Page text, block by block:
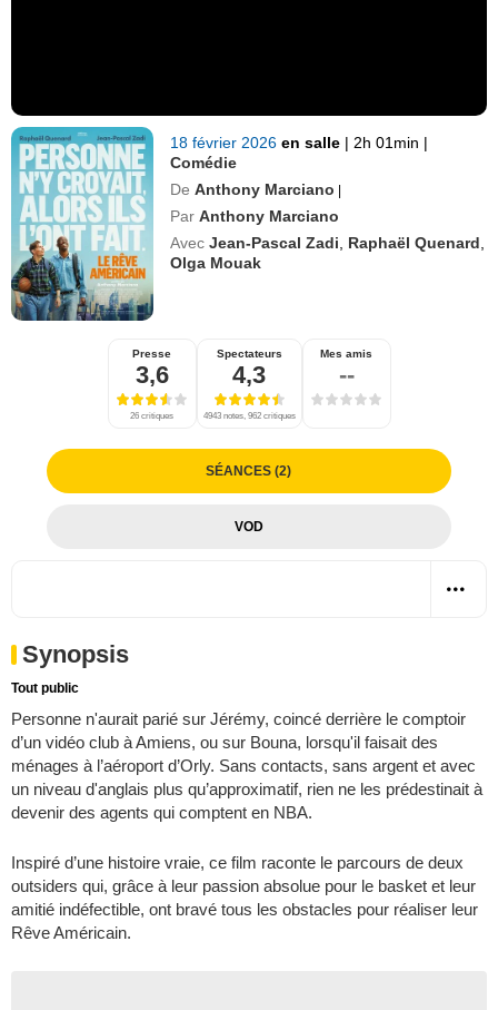
18 février 2026en salle | 2h 01min |
Comédie
De Anthony Marciano |
Par Anthony Marciano
Avec Jean-Pascal Zadi Raphaël Quenard
Olga Mouak
Presse
3,6
26 critiques
Spectateurs
4,3
4943 notes, 962 critiques
Mes amis
--
SÉANCES (2)
VOD
Synopsis
Tout public
Personne n'aurait parié sur Jérémy, coincé derrière le comptoir
d’un vidéo club à Amiens, ou sur Bouna, lorsqu'il faisait des
ménages à l’aéroport d’Orly. Sans contacts, sans argent et avec
un niveau d'anglais plus qu’approximatif, rien ne les prédestinait à
devenir des agents qui comptent en NBA.
Inspiré d’une histoire vraie, ce film raconte le parcours de deux
outsiders qui, grâce à leur passion absolue pour le basket et leur
amitié indéfectible, ont bravé tous les obstacles pour réaliser leur
Rêve Américain.